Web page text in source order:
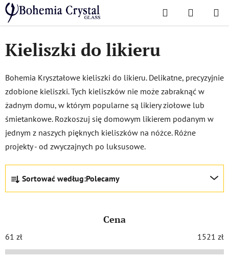
Przejść
do
treści
Szukaj KOSZYK
Home
/ Kieliszki Kieliszki do likieru
Kieliszki do likieru
Bohemia Kryształowe kieliszki do likieru. Delikatne, precyzyjnie
zdobione kieliszki. Tych kieliszków nie może zabraknąć w
żadnym domu, w którym popularne są likiery ziołowe lub
śmietankowe. Rozkoszuj się domowym likierem podanym w
jednym z naszych pięknych kieliszków na nóżce. Różne
projekty - od zwyczajnych po luksusowe.
S
o
r
w
a
Sortować według:Polecamy
Cena
61 zł 1521 zł